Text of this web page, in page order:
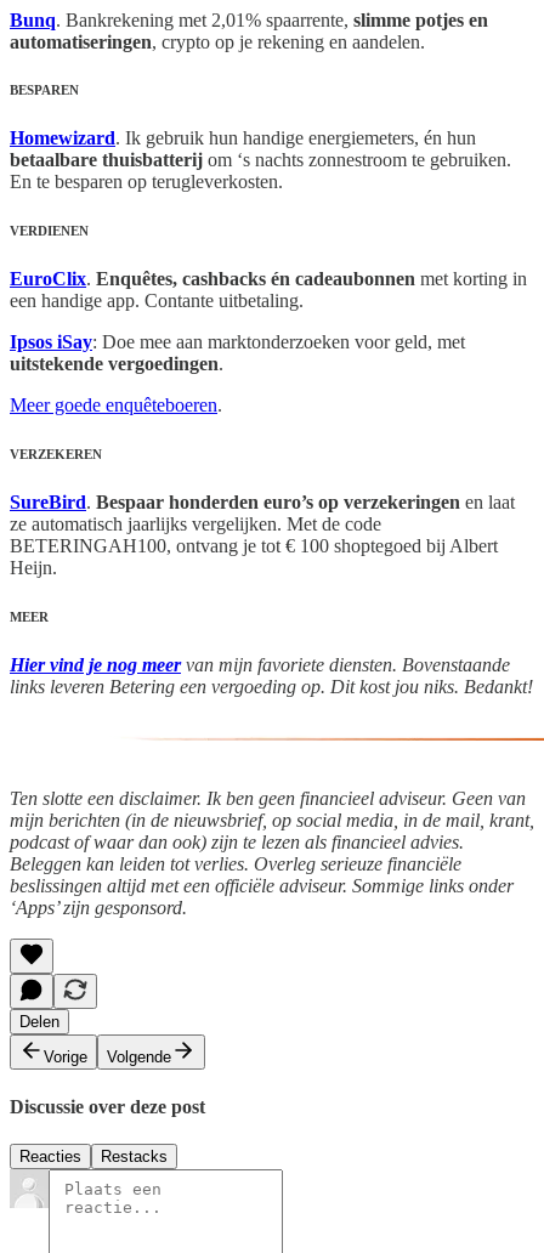
Bunq. Bankrekening met 2,01% spaarrente, slimme potjes en
automatiseringen, crypto op je rekening en aandelen.
BESPAREN
Homewizard. Ik gebruik hun handige energiemeters, én hun
betaalbare thuisbatterij om ‘s nachts zonnestroom te gebruiken.
En te besparen op terugleverkosten.
VERDIENEN
EuroClix. Enquêtes, cashbacks én cadeaubonnen met korting in
een handige app. Contante uitbetaling.
Ipsos iSay: Doe mee aan marktonderzoeken voor geld, met
uitstekende vergoedingen.
Meer goede enquêteboeren.
VERZEKEREN
SureBird. Bespaar honderden euro’s op verzekeringen en laat
ze automatisch jaarlijks vergelijken. Met de code
BETERINGAH100, ontvang je tot € 100 shoptegoed bij Albert
Heijn.
MEER
Hier vind je nog meervan mijn favoriete diensten. Bovenstaande
links leveren Betering een vergoeding op. Dit kost jou niks. Bedankt!
Ten slotte een disclaimer. Ik ben geen financieel adviseur. Geen van
mijn berichten (in de nieuwsbrief, op social media, in de mail, krant,
podcast of waar dan ook) zijn te lezen als financieel advies.
Beleggen kan leiden tot verlies. Overleg serieuze financiële
beslissingen altijd met een officiële adviseur. Sommige links onder
‘Apps’ zijn gesponsord.
Delen
Vorige
Volgende
Discussie over deze post
Reacties Restacks